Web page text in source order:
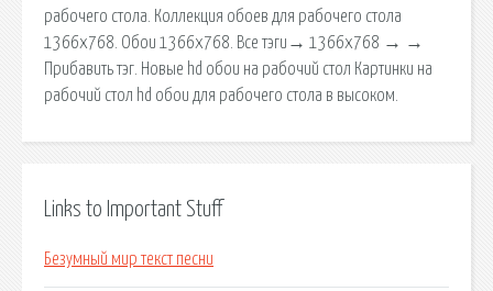
рабочего стола. Коллекция обоев для рабочего стола
1366x768. Обои 1366x768. Все тэги→ 1366x768 → →
Прибавить тэг. Новые hd обои на рабочий стол Картинки на
рабочий стол hd обои для рабочего стола в высоком.
Links to Important Stuff
Безумный мир текст песни